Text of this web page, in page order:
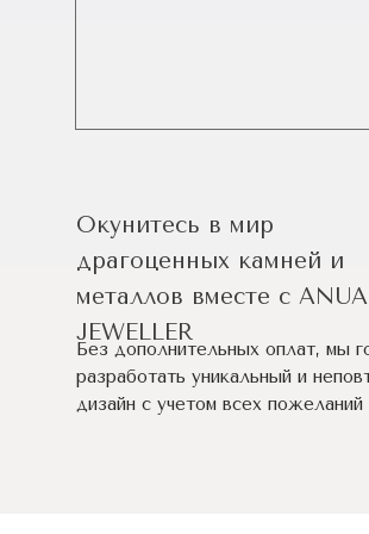
Окунитесь в мир
драгоценных камней и
металлов вместе с
JEWELLER
Без дополнительных оплат, мы
разработать уникальный и
дизайн c учетом всех пожеланий